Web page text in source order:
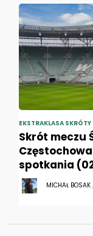
EKSTRAKLASA SKRÓTY
Skrót meczu
spotkania
MICHAŁ